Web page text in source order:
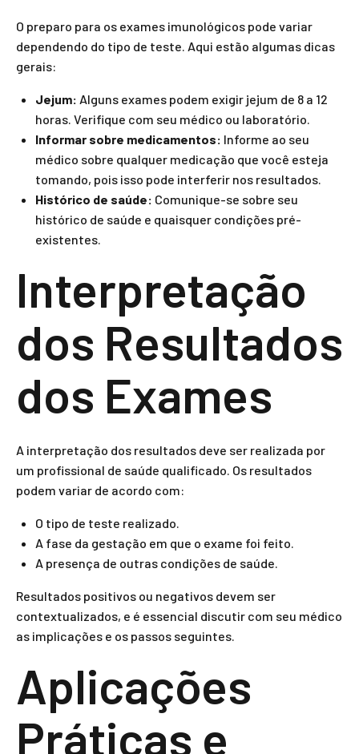
O preparo para os exames imunológicos pode variar
dependendo do tipo de teste. Aqui estão algumas dicas
gerais:
Jejum: Alguns exames podem exigir jejum de 8 a 12
horas. Verifique com seu médico ou laboratório.
Informar sobre medicamentos: Informe ao seu
médico sobre qualquer medicação que você esteja
tomando, pois isso pode interferir nos resultados.
Histórico de saúde: Comunique-se sobre seu
histórico de saúde e quaisquer condições pré-
existentes.
Interpretação
dos Resultados
dos Exames
A interpretação dos resultados deve ser realizada por
um profissional de saúde qualificado. Os resultados
podem variar de acordo com:
O tipo de teste realizado.
A fase da gestação em que o exame foi feito.
A presença de outras condições de saúde.
Resultados positivos ou negativos devem ser
contextualizados, e é essencial discutir com seu médico
as implicações e os passos seguintes.
Aplicações
Práticas e